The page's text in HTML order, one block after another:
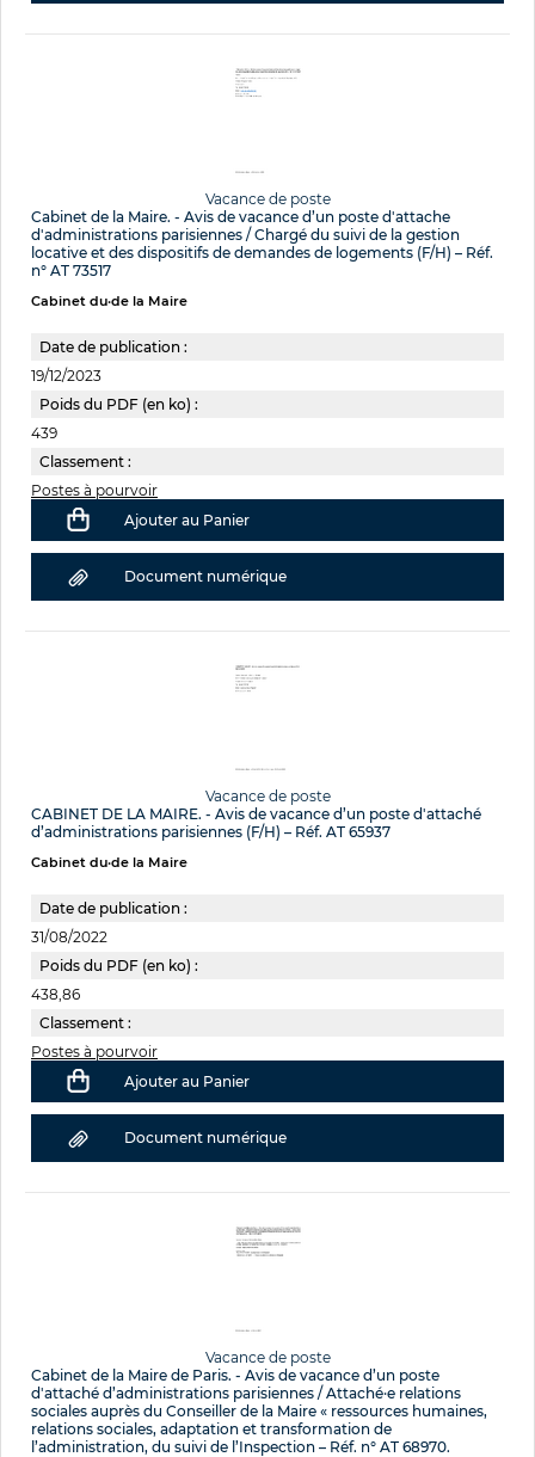
Vacance de poste
Cabinet de la Maire. - Avis de vacance d’un poste d'attache
d'administrations parisiennes / Chargé du suivi de la gestion
locative et des dispositifs de demandes de logements (F/H) – Réf.
n° AT 73517
Cabinet du·de la Maire
Date de publication :
19/12/2023
Poids du PDF (en ko) :
439
Classement :
Postes à pourvoir
Ajouter au Panier
Document numérique
Vacance de poste
CABINET DE LA MAIRE. - Avis de vacance d’un poste d'attaché
d’administrations parisiennes (F/H) – Réf. AT 65937
Cabinet du·de la Maire
Date de publication :
31/08/2022
Poids du PDF (en ko) :
438,86
Classement :
Postes à pourvoir
Ajouter au Panier
Document numérique
Vacance de poste
Cabinet de la Maire de Paris. - Avis de vacance d’un poste
d'attaché d’administrations parisiennes / Attaché·e relations
sociales auprès du Conseiller de la Maire « ressources humaines,
relations sociales, adaptation et transformation de
l’administration, du suivi de l’Inspection – Réf. n° AT 68970.